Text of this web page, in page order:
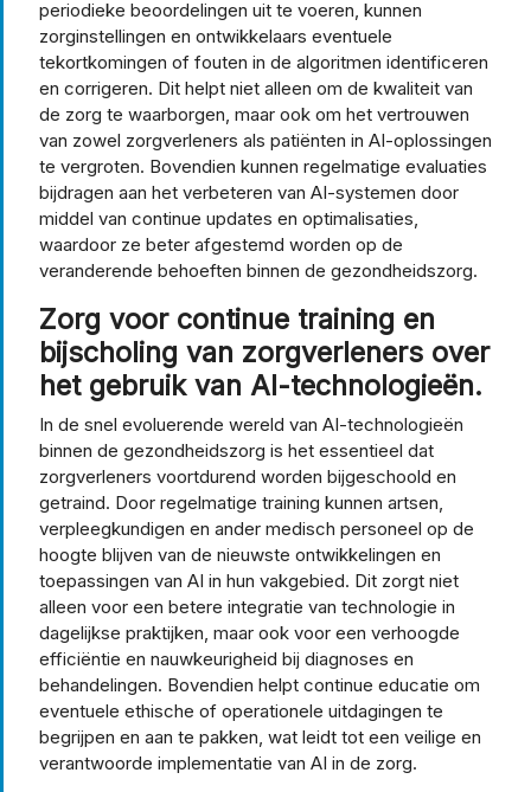
periodieke beoordelingen uit te voeren, kunnen
zorginstellingen en ontwikkelaars eventuele
tekortkomingen of fouten in de algoritmen identificeren
en corrigeren. Dit helpt niet alleen om de kwaliteit van
de zorg te waarborgen, maar ook om het vertrouwen
van zowel zorgverleners als patiënten in AI-oplossingen
te vergroten. Bovendien kunnen regelmatige evaluaties
bijdragen aan het verbeteren van AI-systemen door
middel van continue updates en optimalisaties,
waardoor ze beter afgestemd worden op de
veranderende behoeften binnen de gezondheidszorg.
Zorg voor continue training en
bijscholing van zorgverleners over
het gebruik van AI-technologieën.
In de snel evoluerende wereld van AI-technologieën
binnen de gezondheidszorg is het essentieel dat
zorgverleners voortdurend worden bijgeschoold en
getraind. Door regelmatige training kunnen artsen,
verpleegkundigen en ander medisch personeel op de
hoogte blijven van de nieuwste ontwikkelingen en
toepassingen van AI in hun vakgebied. Dit zorgt niet
alleen voor een betere integratie van technologie in
dagelijkse praktijken, maar ook voor een verhoogde
efficiëntie en nauwkeurigheid bij diagnoses en
behandelingen. Bovendien helpt continue educatie om
eventuele ethische of operationele uitdagingen te
begrijpen en aan te pakken, wat leidt tot een veilige en
verantwoorde implementatie van AI in de zorg.